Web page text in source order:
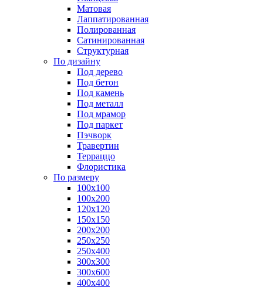
Матовая
Лаппатированная
Полированная
Сатинированная
Структурная
По дизайну
Под дерево
Под бетон
Под камень
Под металл
Под мрамор
Под паркет
Пэчворк
Травертин
Терраццо
Флористика
По размеру
100х100
100х200
120х120
150х150
200х200
250х250
250х400
300х300
300х600
400х400